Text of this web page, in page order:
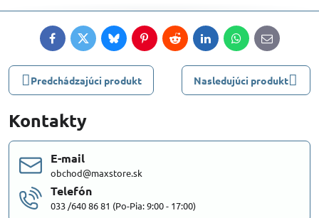
FacebookTwitterBlueskyPinterestRedditLinkedInWhatsApp
E-
mail
Predchádzajúci produkt Nasledujúci produkt
Kontakty
E-mail
obchod@maxstore.sk
Telefón
033 /640 86 81 (Po-Pia: 9:00 - 17:00)